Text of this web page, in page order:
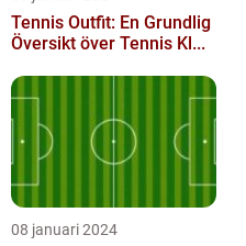
Tennis Outfit: En Grundlig
Översikt över Tennis Kl...
08 januari 2024